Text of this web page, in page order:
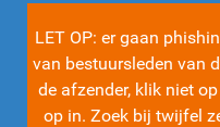
LET OP: er gaan
van bestuursleden van
de afzender, klik niet
op in. Zoek bij twijfel